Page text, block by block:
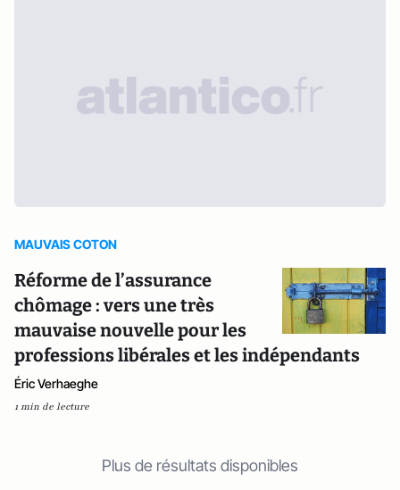
MAUVAIS COTON
Réforme de l’assurance
chômage : vers une très
mauvaise nouvelle pour les
professions libérales et les indépendants
Éric Verhaeghe
1 min de lecture
Plus de résultats disponibles